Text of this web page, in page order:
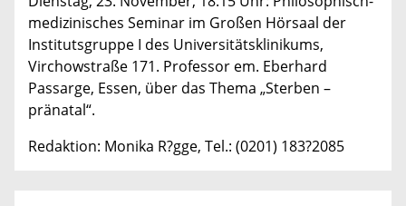
medizinisches Seminar im Großen Hörsaal der
Institutsgruppe I des Universitätsklinikums,
Virchowstraße 171. Professor em. Eberhard
Passarge, Essen, über das Thema „Sterben –
pränatal“.
Redaktion: Monika R?gge, Tel.: (0201) 183?2085